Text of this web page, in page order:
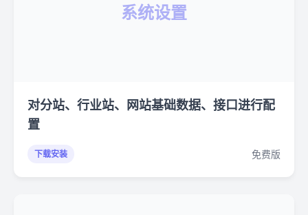
系统设置
对分站、行业站、网站基础数据、接口进行配
置
下载安装 免费版